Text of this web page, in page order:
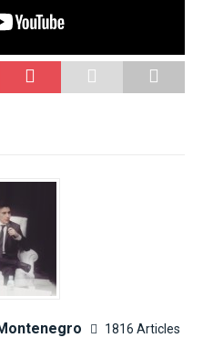
1816 Articles